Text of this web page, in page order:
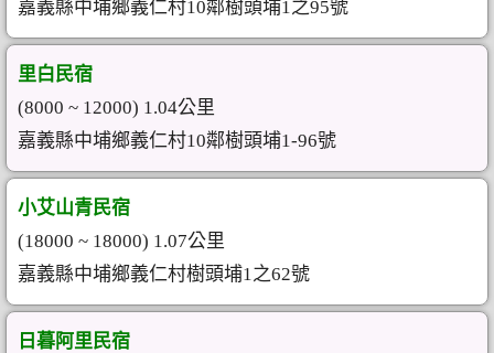
嘉義縣中埔鄉義仁村10鄰樹頭埔1之95號
里白民宿
(8000 ~ 12000) 1.04公里
嘉義縣中埔鄉義仁村10鄰樹頭埔1-96號
小艾山青民宿
(18000 ~ 18000) 1.07公里
嘉義縣中埔鄉義仁村樹頭埔1之62號
日暮阿里民宿